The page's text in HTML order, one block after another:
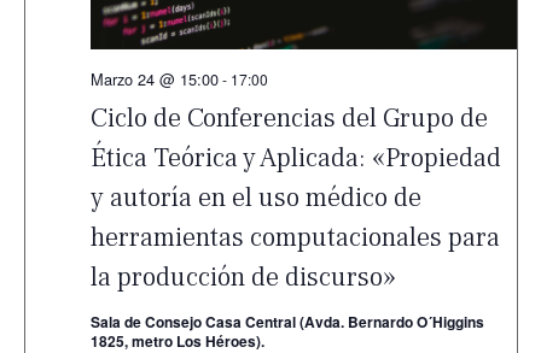
Ciclo de Conferencias del Grupo de
Ética Teórica y Aplicada: «Propiedad
y autoría en el uso médico de
herramientas computacionales para
la producción de discurso»
Marzo 24 @ 15:00- 17:00
Sala de Consejo Casa Central (Avda. Bernardo O´Higgins
1825, metro Los Héroes).